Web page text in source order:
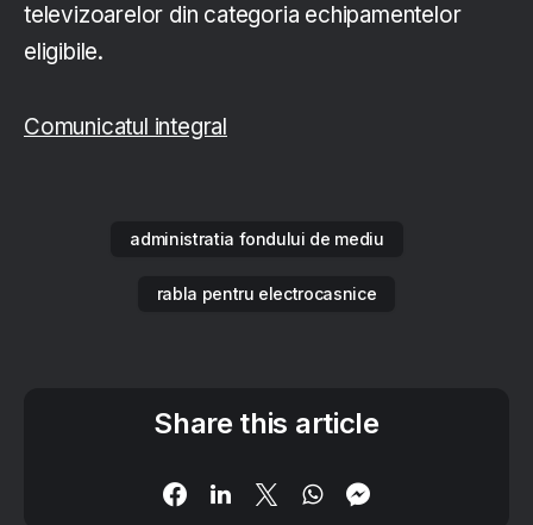
televizoarelor din categoria echipamentelor
eligibile.
Comunicatul integral
administratia fondului de mediu
rabla pentru electrocasnice
Share this article